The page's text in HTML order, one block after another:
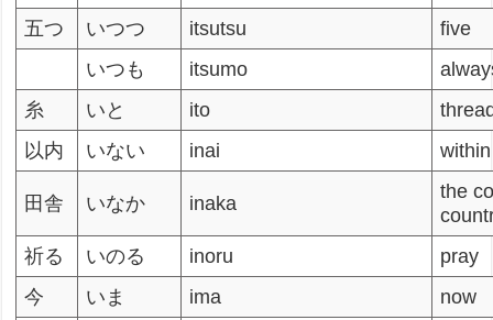
五つ
いつつ itsutsu
five
いつも
itsumo
糸
いと ito
以内
いない inai within
田舎 いなか inaka
the
祈る
いのる inoru
pray
今
いま ima
now